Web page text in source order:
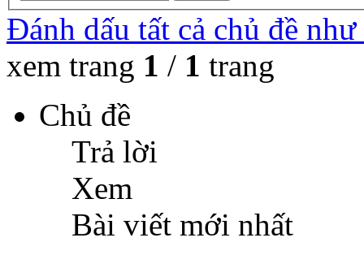
Đánh dấu tất cả chủ đề
xem trang 1 / 1 trang
Chủ đề
Trả lời
Xem
Bài viết mới nhất